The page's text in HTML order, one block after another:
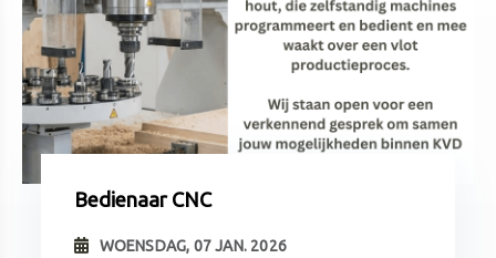
Bedienaar CNC
WOENSDAG, 07 JAN. 2026